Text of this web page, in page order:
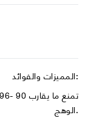
المميزات والفوائد:
الوهج.